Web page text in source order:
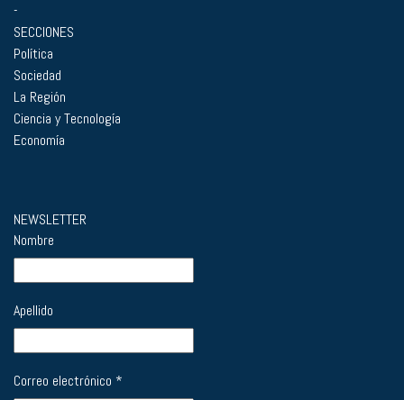
-
SECCIONES
Política
Sociedad
La Región
Ciencia y Tecnología
Economía
NEWSLETTER
Nombre
Apellido
Correo electrónico *